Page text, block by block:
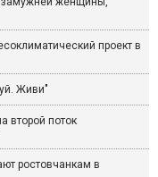
проект в
Живи"
второй поток
ростовчанкам в